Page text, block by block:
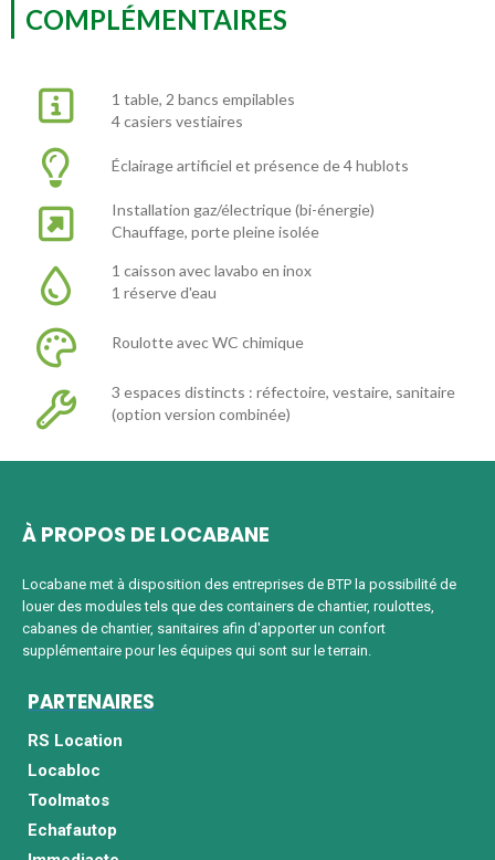
COMPLÉMENTAIRES
1 table, 2 bancs empilables
4 casiers vestiaires
Éclairage artificiel et présence de 4 hublots
Installation gaz/électrique (bi-énergie)
Chauffage, porte pleine isolée
1 caisson avec lavabo en inox
1 réserve d'eau
Roulotte avec WC chimique
3 espaces distincts : réfectoire, vestaire, sanitaire
(option version combinée)
À PROPOS DE LOCABANE
Locabane met à disposition des entreprises de BTP la possibilité de
louer des modules tels que des containers de chantier, roulottes,
cabanes de chantier, sanitaires afin d'apporter un confort
supplémentaire pour les équipes qui sont sur le terrain.
PARTENAIRES
RS Location
Locabloc
Toolmatos
Echafautop